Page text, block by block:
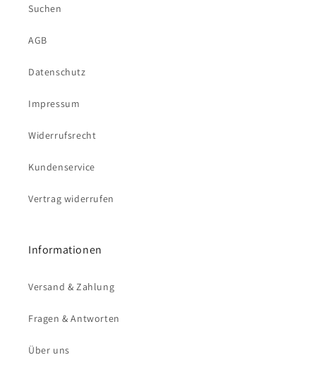
Suchen
AGB
Datenschutz
Impressum
Widerrufsrecht
Kundenservice
Vertrag widerrufen
Informationen
Versand & Zahlung
Fragen & Antworten
Über uns